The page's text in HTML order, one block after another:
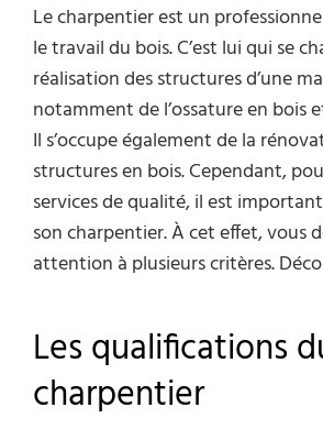
Le charpentier est un
le travail du bois. C’est lui qui se
réalisation des structures d’une
notamment de l’ossature en bois
Il s’occupe également de la
structures en bois. Cependant,
services de qualité, il est
son charpentier. À cet effet, vous
attention à plusieurs critères.
Les qualifications
charpentier